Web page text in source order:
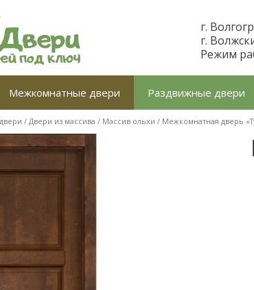
г.
г.
Режим
Межкомнатные двери Раздвижные двери
/ Двери из массива / Массив ольхи / Межкомнатная дверь